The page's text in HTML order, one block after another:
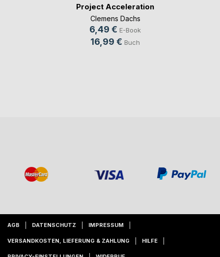
Project Acceleration
Clemens Dachs
6,49 € E-Book
16,99 € Buch
AGB DATENSCHUTZ IMPRESSUM
VERSANDKOSTEN, LIEFERUNG & ZAHLUNG HILFE